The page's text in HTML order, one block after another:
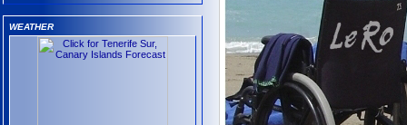
WEATHER